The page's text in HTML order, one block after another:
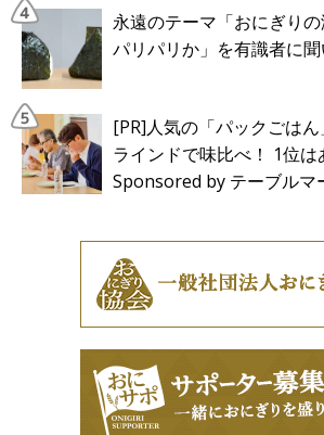
永遠のテーマ「おにぎり
パリパリか」を有識者に聞
[PR]人気の「パックごは
ラインドで味比べ！ 1位は
Sponsored by テーブルマ